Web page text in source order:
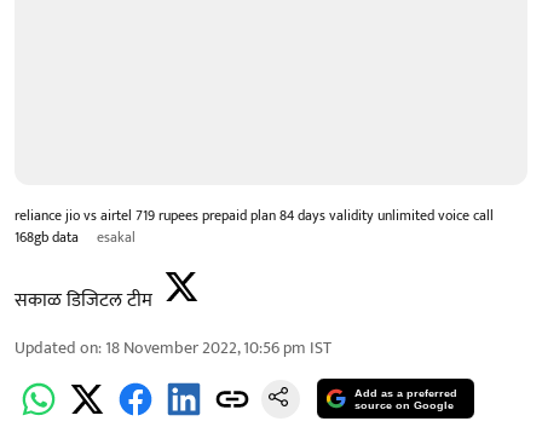
reliance jio vs airtel 719 rupees prepaid plan 84 days validity unlimited voice call
168gb data
esakal
सकाळ डिजिटल टीम
Updated on:18 November 2022, 10:56 pm IST
Add as a preferred
source on Google